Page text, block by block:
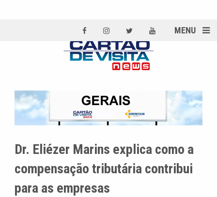
MENU
Dr. Eliézer Marins explica como a
compensação tributária contribui
para as empresas